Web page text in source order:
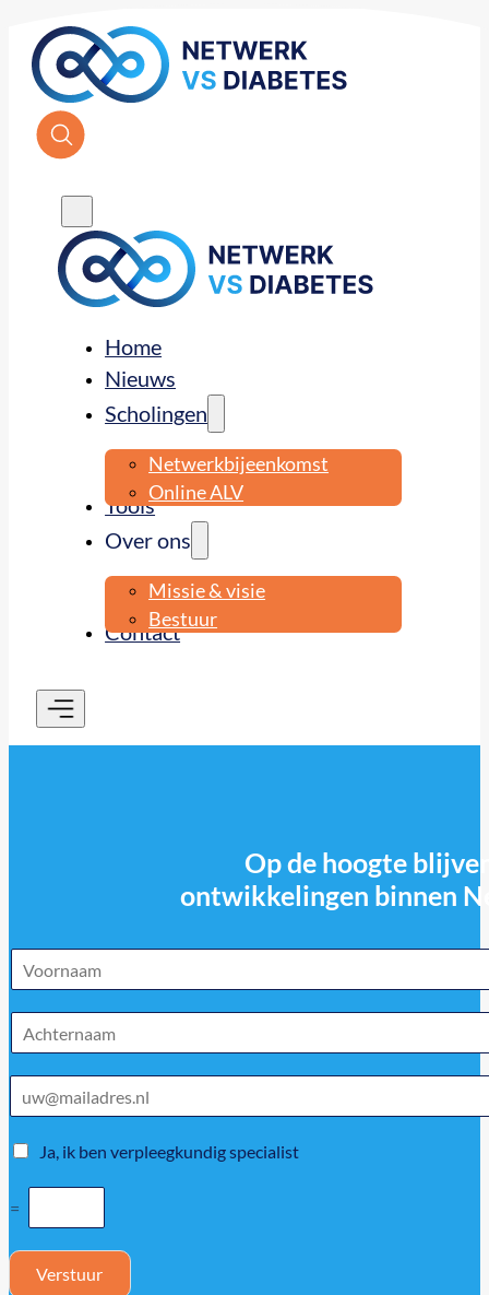
Home
Nieuws
Scholingen
Netwerkbijeenkomst
Online ALV
Tools
Over ons
Missie & visie
Bestuur
Contact
Op de hoogte
ontwikkelingen binnen
Ja, ik ben verpleegkundig specialist
=
Verstuur